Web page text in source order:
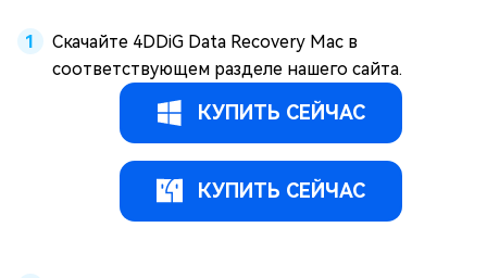
Скачайте 4DDiG Data Recovery Mac в
соответствующем разделе нашего сайта.
КУПИТЬ СЕЙЧАС
КУПИТЬ СЕЙЧАС